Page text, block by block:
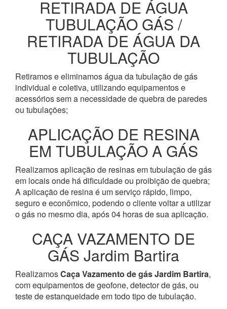
RETIRADA DE ÁGUA
TUBULAÇÃO GÁS /
RETIRADA DE ÁGUA DA
TUBULAÇÃO
Retiramos e eliminamos água da tubulação de gás
individual e coletiva, utilizando equipamentos e
acessórios sem a necessidade de quebra de paredes
ou tubulações;
APLICAÇÃO DE RESINA
EM TUBULAÇÃO A GÁS
Realizamos aplicação de resinas em tubulação de gás
em locais onde há dificuldade ou proibição de quebra;
A aplicação de resina é um serviço rápido, limpo,
seguro e econômico, podendo o cliente voltar a utilizar
o gás no mesmo dia, após 04 horas de sua aplicação.
CAÇA VAZAMENTO DE
GÁS Jardim Bartira
RealizamosCaça Vazamento de gás Jardim Bartira,
com equipamentos de geofone, detector de gás, ou
teste de estanqueidade em todo tipo de tubulação.